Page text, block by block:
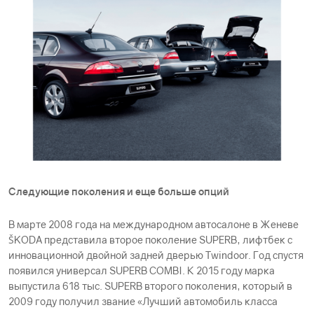
Следующие поколения и еще больше опций
В марте 2008 года на международном автосалоне в Женеве
ŠKODА представила второе поколение SUPERB, лифтбек с
инновационной двойной задней дверью Twindoor. Год спустя
появился универсал SUPERB COMBI. К 2015 году марка
выпустила 618 тыс. SUPERB второго поколения, который в
2009 году получил звание «Лучший автомобиль класса